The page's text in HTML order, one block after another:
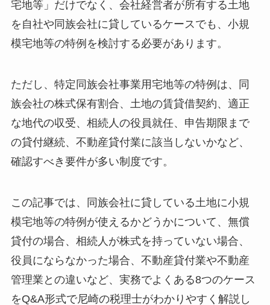
宅地等」だけでなく、会社経営者が所有する土地
を自社や同族会社に貸しているケースでも、小規
模宅地等の特例を検討する必要があります。
ただし、特定同族会社事業用宅地等の特例は、同
族会社の株式保有割合、土地の賃貸借契約、適正
な地代の収受、相続人の役員就任、申告期限まで
の貸付継続、不動産貸付業に該当しないかなど、
確認すべき要件が多い制度です。
この記事では、同族会社に貸している土地に小規
模宅地等の特例が使えるかどうかについて、無償
貸付の場合、相続人が株式を持っていない場合、
役員にならなかった場合、不動産貸付業や不動産
管理業との違いなど、実務でよくある8つのケース
をQ&A形式で尼崎の税理士がわかりやすく解説し